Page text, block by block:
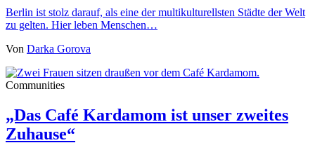
Berlin ist stolz darauf, als eine der multikulturellsten Städte der Welt
zu gelten. Hier leben Menschen…
Von Darka Gorova
Communities
„Das Café Kardamom ist unser zweites
Zuhause“